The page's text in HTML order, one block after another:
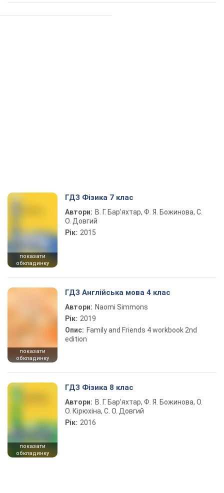
показати
обкладинку
ГДЗ Фізика 7 клас
Автори: В. Г. Бар’яхтар, Ф. Я. Божинова, С.
О. Довгий
Рік: 2015
показати
обкладинку
ГДЗ Англійська мова 4 клас
Автори: Naomi Simmons
Рік: 2019
Опис: Family and Friends 4 workbook 2nd
edition
показати
обкладинку
ГДЗ Фізика 8 клас
Автори: В. Г. Бар’яхтар, Ф. Я. Божинова, О.
О. Кірюхіна, С. О. Довгий
Рік: 2016